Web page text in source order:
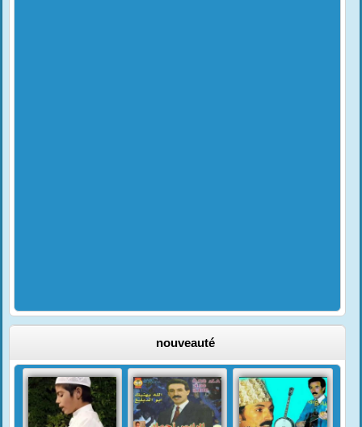
nouveauté